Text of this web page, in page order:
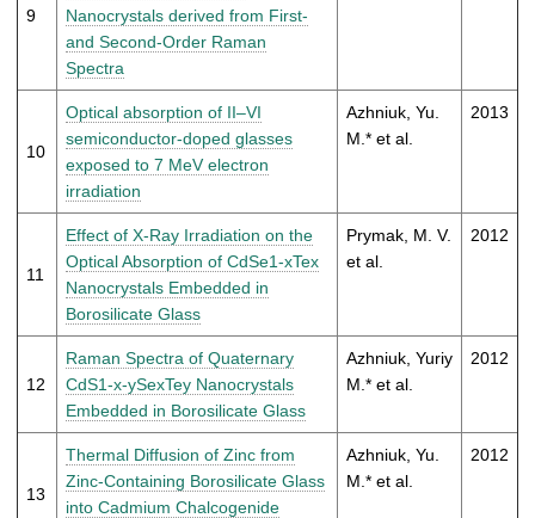
9
Nanocrystals derived from First-
and Second-Order Raman
Spectra
10
Optical absorption of II–VI
semiconductor-doped glasses
exposed to 7 MeV electron
irradiation
Azhniuk, Yu.
M.* et al.
2013
11
Effect of X-Ray Irradiation on the
Optical Absorption of CdSe1-xTex
Nanocrystals Embedded in
Borosilicate Glass
Prymak, M. V.
et al.
2012
12
Raman Spectra of Quaternary
CdS1-x-ySexTey Nanocrystals
Embedded in Borosilicate Glass
Azhniuk, Yuriy
M.* et al.
2012
13
Thermal Diffusion of Zinc from
Zinc-Containing Borosilicate Glass
into Cadmium Chalcogenide
Azhniuk, Yu.
M.* et al.
2012